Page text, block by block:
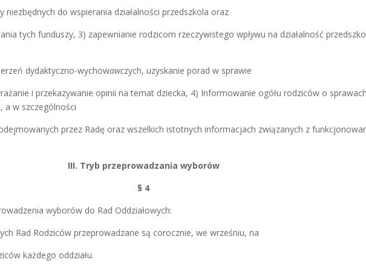
niezbędnych do wspierania działalności przedszkola oraz
tych funduszy, 3) zapewnianie rodzicom rzeczywistego wpływu na działalność
dydaktyczno-wychowawczych, uzyskanie porad w sprawie
i przekazywanie opinii na temat dziecka, 4) Informowanie ogółu rodziców o sprawach
a w szczególności
przez Radę oraz wszelkich istotnych informacjach związanych z
III. Tryb przeprowadzania wyborów
§ 4
wyborów do Rad Oddziałowych:
Rad Rodziców przeprowadzane są corocznie, we wrześniu, na
każdego oddziału.